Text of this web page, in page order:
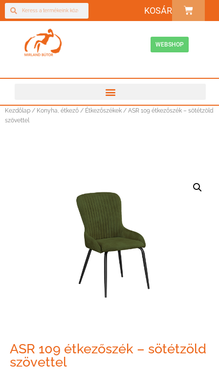
KOSÁR
WEBSHOP
Kezdőlap / Konyha, étkező / Étkezőszékek / ASR 109 étkezőszék – sötétzöld
szövettel
ASR 109 étkezőszék – sötétzöld
szövettel